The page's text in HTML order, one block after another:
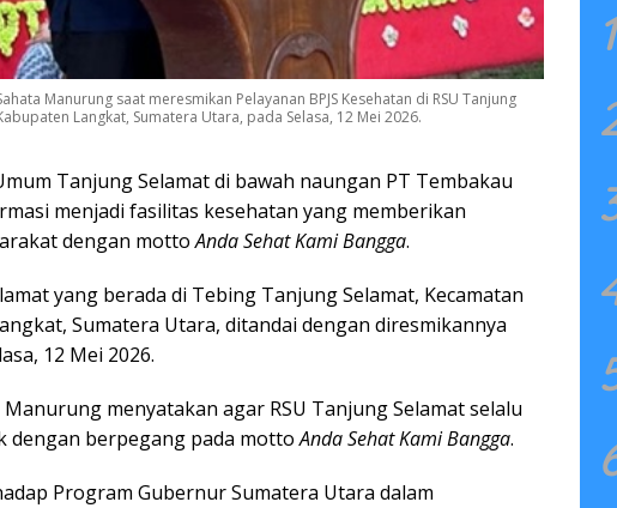
Manurung saat meresmikan Pelayanan BPJS Kesehatan di RSU Tanjung
Langkat, Sumatera Utara, pada Selasa, 12 Mei 2026.
Tanjung Selamat di bawah naungan PT Tembakau
menjadi fasilitas kesehatan yang memberikan
dengan mottoAnda Sehat Kami Bangga.
yang berada di Tebing Tanjung Selamat, Kecamatan
Sumatera Utara, ditandai dengan diresmikannya
12 Mei 2026.
menyatakan agar RSU Tanjung Selamat selalu
dengan berpegang pada mottoAnda Sehat Kami Bangga.
Program Gubernur Sumatera Utara dalam
1